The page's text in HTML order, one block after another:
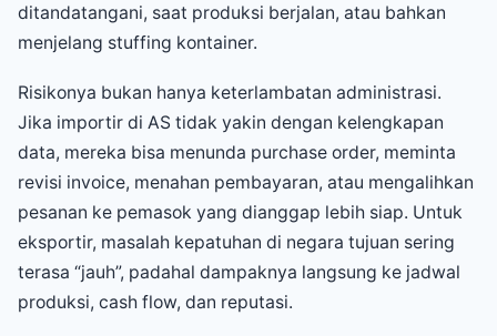
ditandatangani, saat produksi berjalan, atau bahkan
menjelang stuffing kontainer.
Risikonya bukan hanya keterlambatan administrasi.
Jika importir di AS tidak yakin dengan kelengkapan
data, mereka bisa menunda purchase order, meminta
revisi invoice, menahan pembayaran, atau mengalihkan
pesanan ke pemasok yang dianggap lebih siap. Untuk
eksportir, masalah kepatuhan di negara tujuan sering
terasa “jauh”, padahal dampaknya langsung ke jadwal
produksi, cash flow, dan reputasi.